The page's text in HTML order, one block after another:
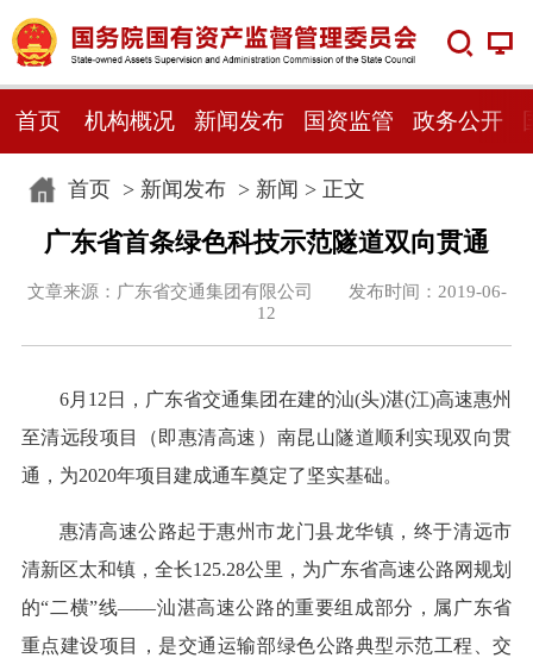
首页 机构概况 新闻发布 国资监管 政务公开
首页> 新闻发布> 新闻 > 正文
广东省首条绿色科技示范隧道双向贯通
文章来源：广东省交通集团有限公司 发布时间：2019-06-
12
6月12日，广东省交通集团在建的汕(头)湛(江)高速惠州
至清远段项目（即惠清高速）南昆山隧道顺利实现双向贯
通，为2020年项目建成通车奠定了坚实基础。
惠清高速公路起于惠州市龙门县龙华镇，终于清远市
清新区太和镇，全长125.28公里，为广东省高速公路网规划
的“二横”线——汕湛高速公路的重要组成部分，属广东省
重点建设项目，是交通运输部绿色公路典型示范工程、交